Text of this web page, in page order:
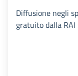
Diffusione negli
gratuito dalla